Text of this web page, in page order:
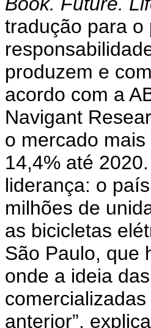
tradução para o
produzem e
acordo com a
Navigant
o mercado
14,4% até
liderança: o
milhões de
as bicicletas
São Paulo, que
onde a ideia
anterior”,